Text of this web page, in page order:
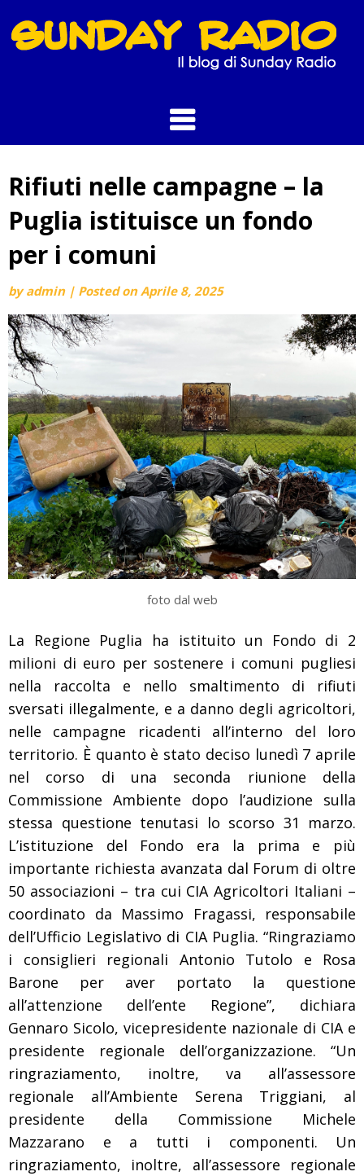
to
content
Rifiuti nelle campagne – la
Puglia istituisce un fondo
per i comuni
byadmin | Posted onAprile 8, 2025
foto dal web
La Regione Puglia ha istituito un Fondo di 2
milioni di euro per sostenere i comuni pugliesi
nella raccolta e nello smaltimento di rifiuti
sversati illegalmente, e a danno degli agricoltori,
nelle campagne ricadenti all’interno del loro
territorio. È quanto è stato deciso lunedì 7 aprile
nel corso di una seconda riunione della
Commissione Ambiente dopo l’audizione sulla
stessa questione tenutasi lo scorso 31 marzo.
L’istituzione del Fondo era la prima e più
importante richiesta avanzata dal Forum di oltre
50 associazioni – tra cui CIA Agricoltori Italiani –
coordinato da Massimo Fragassi, responsabile
dell’Ufficio Legislativo di CIA Puglia. “Ringraziamo
i consiglieri regionali Antonio Tutolo e Rosa
Barone per aver portato la questione
all’attenzione dell’ente Regione”, dichiara
Gennaro Sicolo, vicepresidente nazionale di CIA e
presidente regionale dell’organizzazione. “Un
ringraziamento, inoltre, va all’assessore
regionale all’Ambiente Serena Triggiani, al
presidente della Commissione Michele
Mazzarano e a tutti i componenti. Un
ringraziamento, inoltre, all’assessore regionale